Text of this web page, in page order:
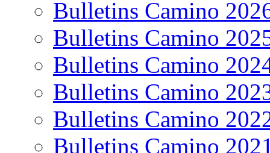
Bulletins Camino
Bulletins Camino
Bulletins Camino
Bulletins Camino
Bulletins Camino
Bulletins Camino